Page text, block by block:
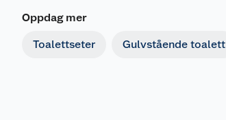
Oppdag mer
Toalettseter Gulvstående toalett